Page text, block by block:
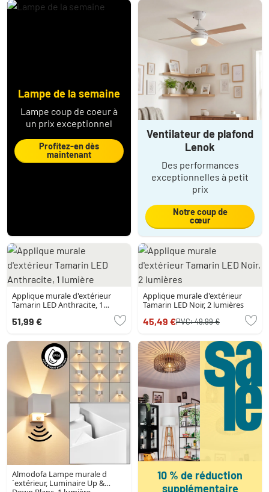
Lampe de la semaine
Lampe coup de coeur à
un prix exceptionnel
Profitez-en dès
maintenant
Ventilateur de plafond
Lenok
Des performances
exceptionnelles à petit
prix
Notre coup de
cœur
Applique murale d'extérieur
Tamarin LED Anthracite, 1
51,99 €
Applique murale d'extérieur
Tamarin LED Noir, 2 lumières
45,49 €PVC:49,99 €
Almodofa Lampe murale d
´extérieur, Luminaire Up &
10 % de réduction
supplémentaire